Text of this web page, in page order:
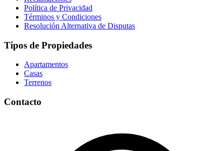
Política de Privacidad
Términos y Condiciones
Resolución Alternativa de Disputas
Tipos de Propiedades
Apartamentos
Casas
Terrenos
Contacto